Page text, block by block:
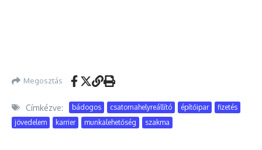
Megosztás
Címkézve: bádogos csatornahelyreállító építőipar
fizetés
jövedelem
karrier munkalehetőség szakma